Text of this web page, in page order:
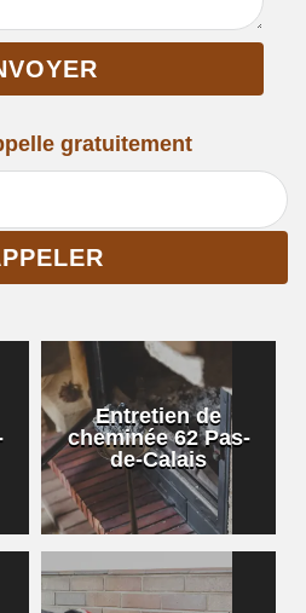
gratuitement
Entretien de
cheminée 62 Pas-
de-Calais